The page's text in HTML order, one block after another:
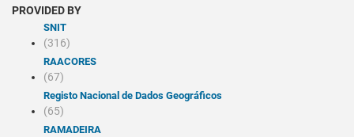
PROVIDED BY
SNIT
(316)
RAACORES
(67)
Registo Nacional de Dados Geográficos
(65)
RAMADEIRA